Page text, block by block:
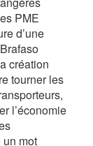
PME
d’une
création
tourner les
l’économie
mot